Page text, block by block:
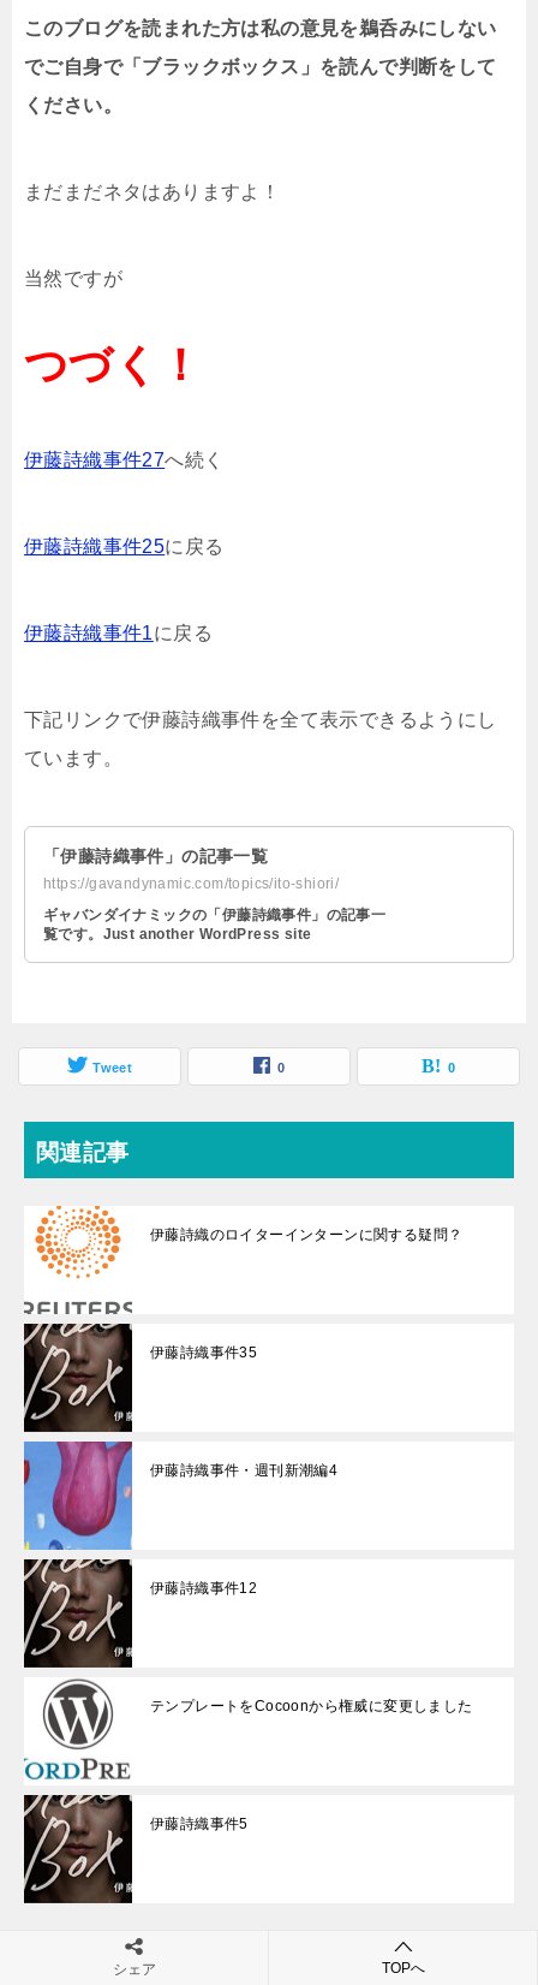
このブログを読まれた方は私の意見を鵜呑みにしない
でご自身で「ブラックボックス」を読んで判断をして
ください。
まだまだネタはありますよ！
当然ですが
つづく！
伊藤詩織事件27へ続く
伊藤詩織事件25に戻る
伊藤詩織事件1に戻る
下記リンクで伊藤詩織事件を全て表示できるようにし
ています。
「伊藤詩織事件」の記事一覧
https://gavandynamic.com/topics/ito-shiori/
ギャバンダイナミックの「伊藤詩織事件」の記事一
覧です。Just another WordPress site
Tweet 0 0
関連記事
伊藤詩織のロイターインターンに関する疑問？
伊藤詩織事件35
伊藤詩織事件・週刊新潮編4
伊藤詩織事件12
テンプレートをCocoonから権威に変更しました
伊藤詩織事件5
シェア TOPへ